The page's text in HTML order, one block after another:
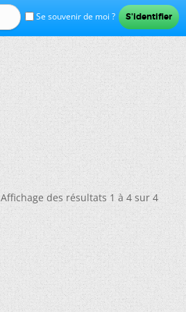
Se souvenir de moi ?
Affichage des résultats 1 à 4 sur 4